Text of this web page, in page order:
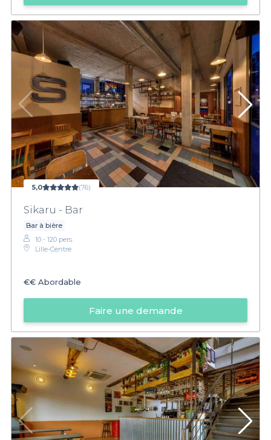
5,0 (76)
Sikaru - Bar
Bar à bière
10 - 120 pers.
Lille-Centre
€€ Abordable
Faire une demande